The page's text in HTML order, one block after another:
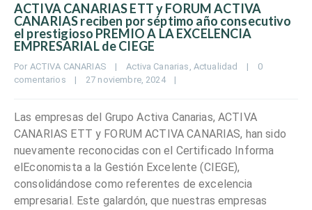
ACTIVA CANARIAS ETT y FORUM ACTIVA
CANARIAS reciben por séptimo año consecutivo
el prestigioso PREMIO A LA EXCELENCIA
EMPRESARIAL de CIEGE
Por ACTIVA CANARIAS | Activa Canarias , Actualidad |
0
comentarios
| 27 noviembre, 2024 |
Las empresas del Grupo Activa Canarias, ACTIVA
CANARIAS ETT y FORUM ACTIVA CANARIAS, han sido
nuevamente reconocidas con el Certificado Informa
elEconomista a la Gestión Excelente (CIEGE),
consolidándose como referentes de excelencia
empresarial. Este galardón, que nuestras empresas